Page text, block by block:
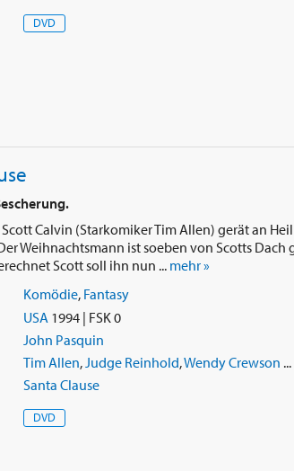
DVD
Calvin (Starkomiker Tim Allen) gerät an
Weihnachtsmann ist soeben von Scotts
Scott soll ihn nun ... mehr »
Komödie, Fantasy
USA 1994 | FSK 0
John Pasquin
Tim Allen, Judge Reinhold,Wendy Crewson ...
Santa Clause
DVD